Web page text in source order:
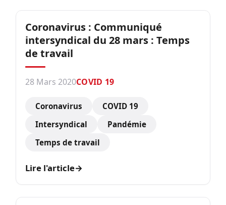
Coronavirus : Communiqué
intersyndical du 28 mars : Temps
de travail
28 Mars 2020COVID 19
Coronavirus
COVID 19
Intersyndical
Pandémie
Temps de travail
Lire l'article→